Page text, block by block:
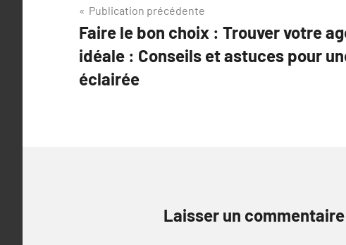
Navigation
de
l’article
Publication précédente
Faire le bon choix : Trouver votre
idéale : Conseils et astuces pour
éclairée
Laisser un commentaire